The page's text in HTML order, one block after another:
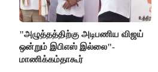
"அழுத்தத்திற்கு அடிபணிய விஜய்
ஒன்றும் இபிஎஸ் இல்லை"-
மாணிக்கம்தாகூர்